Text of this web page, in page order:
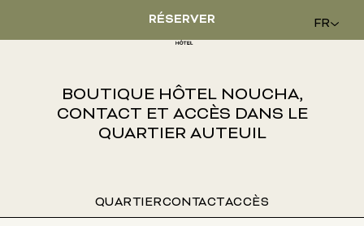
FR
RÉSERVER
BOUTIQUE HÔTEL NOUCHA,
CONTACT ET ACCÈS DANS LE
QUARTIER AUTEUIL
QUARTIERCONTACTACCÈS